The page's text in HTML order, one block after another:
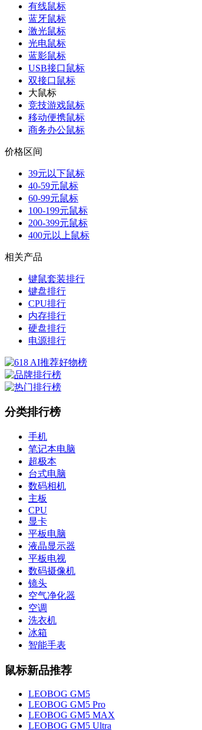
有线鼠标
蓝牙鼠标
激光鼠标
光电鼠标
蓝影鼠标
USB接口鼠标
双接口鼠标
大鼠标
竞技游戏鼠标
移动便携鼠标
商务办公鼠标
价格区间
39元以下鼠标
40-59元鼠标
60-99元鼠标
100-199元鼠标
200-399元鼠标
400元以上鼠标
相关产品
键鼠套装排行
键盘排行
CPU排行
内存排行
硬盘排行
电源排行
分类排行榜
手机
笔记本电脑
超极本
台式电脑
数码相机
主板
CPU
显卡
平板电脑
液晶显示器
平板电视
数码摄像机
镜头
空气净化器
空调
洗衣机
冰箱
智能手表
鼠标新品推荐
LEOBOG GM5
LEOBOG GM5 Pro
LEOBOG GM5 MAX
LEOBOG GM5 Ultra